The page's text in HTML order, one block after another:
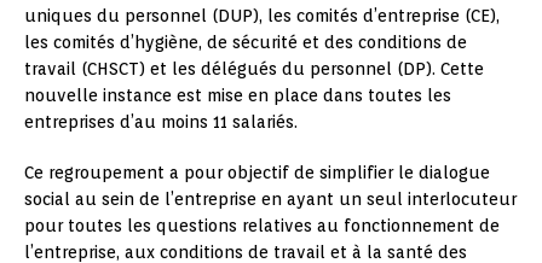
uniques du personnel (DUP), les comités d’entreprise (CE),
les comités d’hygiène, de sécurité et des conditions de
travail (CHSCT) et les délégués du personnel (DP). Cette
nouvelle instance est mise en place dans toutes les
entreprises d’au moins 11 salariés.
Ce regroupement a pour objectif de simplifier le dialogue
social au sein de l’entreprise en ayant un seul interlocuteur
pour toutes les questions relatives au fonctionnement de
l’entreprise, aux conditions de travail et à la santé des